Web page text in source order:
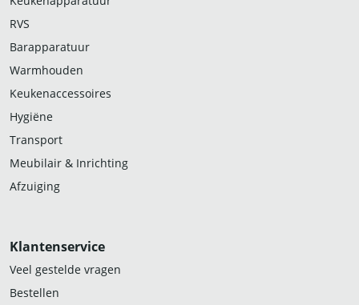
RVS
Barapparatuur
Warmhouden
Keukenaccessoires
Hygiëne
Transport
Meubilair & Inrichting
Afzuiging
Klantenservice
Veel gestelde vragen
Bestellen